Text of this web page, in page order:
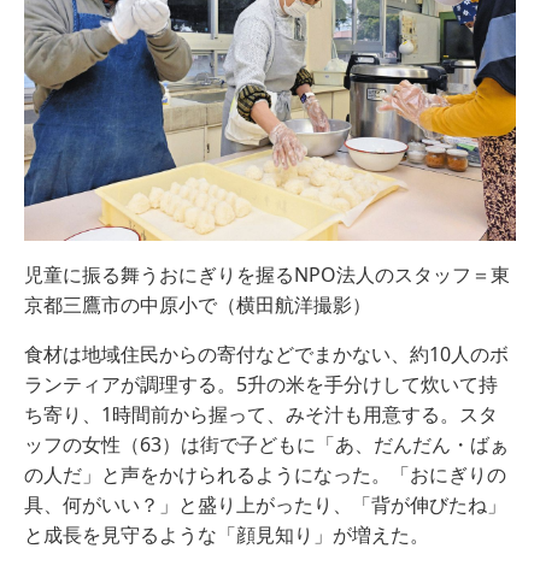
児童に振る舞うおにぎりを握るNPO法人のスタッフ＝東
京都三鷹市の中原小で（横田航洋撮影）
食材は地域住民からの寄付などでまかない、約10人のボ
ランティアが調理する。5升の米を手分けして炊いて持
ち寄り、1時間前から握って、みそ汁も用意する。スタ
ッフの女性（63）は街で子どもに「あ、だんだん・ばぁ
の人だ」と声をかけられるようになった。「おにぎりの
具、何がいい？」と盛り上がったり、「背が伸びたね」
と成長を見守るような「顔見知り」が増えた。